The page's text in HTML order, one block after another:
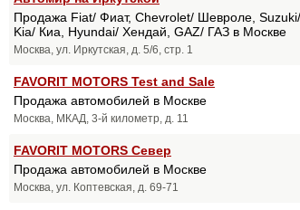
Продажа Fiat/ Фиат, Chevrolet/ Шевроле,
Kia/ Киа, Hyundai/ Хендай, GAZ/ ГАЗ в Москве
Москва, ул. Иркутская, д. 5/6, стр. 1
FAVORIT MOTORS Test and Sale
Продажа автомобилей в Москве
Москва, МКАД, 3-й километр, д. 11
FAVORIT MOTORS Север
Продажа автомобилей в Москве
Москва, ул. Коптевская, д. 69-71